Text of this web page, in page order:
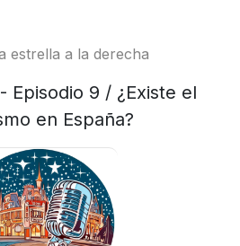
estrella a la derecha
Episodio 9 / ¿Existe el
en España?